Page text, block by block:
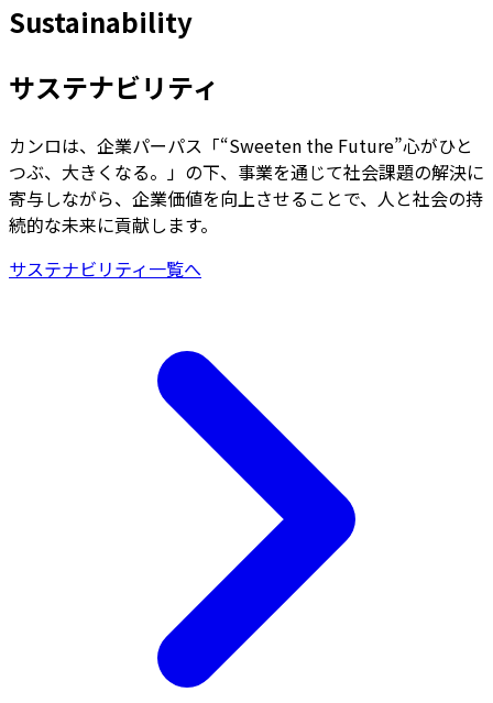
Sustainability
サステナビリティ
カンロは、企業パーパス「“Sweeten the Future”心がひと
つぶ、大きくなる。」の下、事業を通じて社会課題の解決に
寄与しながら、企業価値を向上させることで、人と社会の持
続的な未来に貢献します。
サステナビリティ一覧へ